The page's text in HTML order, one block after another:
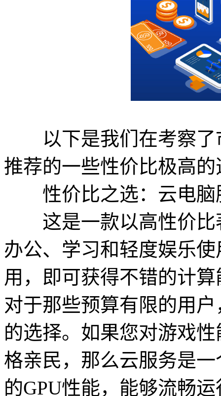
以下是我们在考察了
推荐的一些性价比极高的
性价比之选：云电脑
这是一款以高性价比
办公、学习和轻度娱乐
用，即可获得不错的计
对于那些预算有限的用
的选择。如果您对游戏
格亲民，那么云服务是
的GPU性能，能够流畅